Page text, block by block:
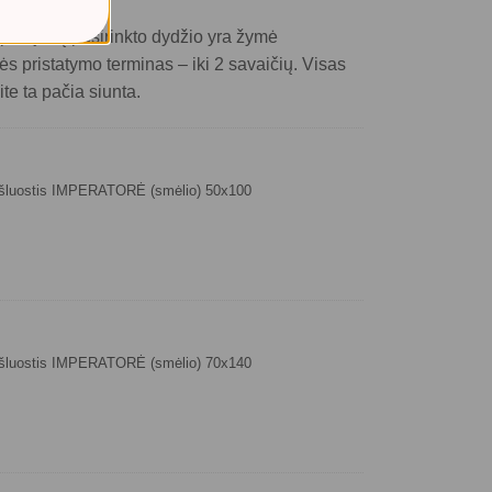
jūsų pasirinkto dydžio yra žymė
pristatymo terminas – iki 2 savaičių. Visas
ta pačia siunta.
IMPERATORĖ (smėlio) 50x100
IMPERATORĖ (smėlio) 70x140